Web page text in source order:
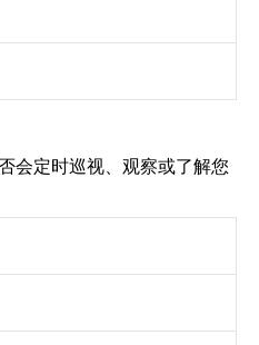
会定时巡视、观察或了解您